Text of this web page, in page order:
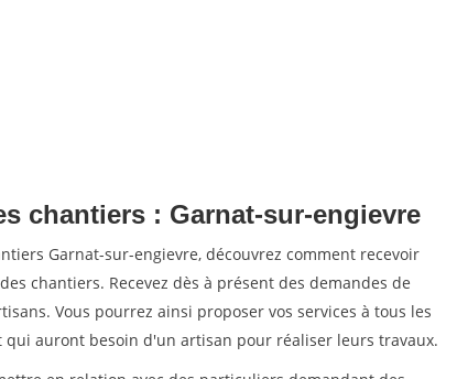
chantiers : Garnat-sur-engievre
Garnat-sur-engievre, découvrez comment recevoir
chantiers. Recevez dès à présent des demandes de
Vous pourrez ainsi proposer vos services à tous les
auront besoin d'un artisan pour réaliser leurs travaux.